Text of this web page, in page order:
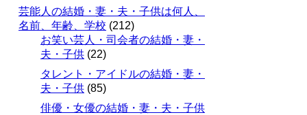
芸能人の結婚・妻・夫・子供は何人、
名前、年齢、学校 (212)
お笑い芸人・司会者の結婚・妻・
夫・子供 (22)
タレント・アイドルの結婚・妻・
夫・子供 (85)
俳優・女優の結婚・妻・夫・子供